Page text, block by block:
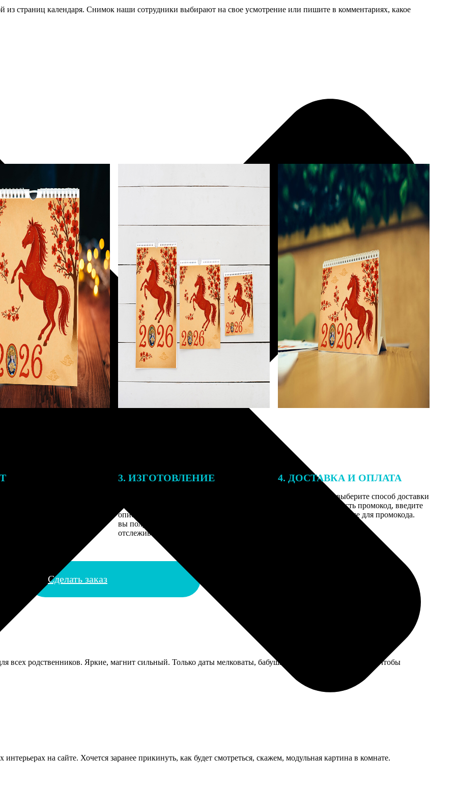
страниц календаря. Снимок наши сотрудники выбирают на свое усмотрение или пишите в комментариях, какое
3. ИЗГОТОВЛЕНИЕ
описанием заказа. Когда отправим заказ
вы получите письмо с трек-номером для
отслеживания.
4. ДОСТАВКА И ОПЛАТА
Введите адрес и выберите способ доставки
заказа. Если у вас есть промокод, введите
его в специальное поле для промокода.
Сделать заказ
всех родственников. Яркие, магнит сильный. Только даты мелковаты, бабушке пришлось очки надевать, чтобы
на сайте. Хочется заранее прикинуть, как будет смотреться, скажем, модульная картина в комнате.